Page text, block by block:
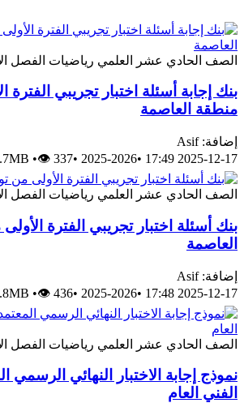
الصف الحادي عشر العلمي رياضيات الفصل
بنك إجابة أسئلة اختبار تجريبي الفترة
منطقة العاصمة
إضافة: Asif
2025-12-17 17:49
•
2025-2026
•
•👁 337
الصف الحادي عشر العلمي رياضيات الفصل
بنك أسئلة اختبار تجريبي الفترة
العاصمة
إضافة: Asif
2025-12-17 17:48
•
2025-2026
•
•👁 436
الصف الحادي عشر العلمي رياضيات الفصل
نموذج إجابة الاختبار النهائي الرسمي
الفني العام